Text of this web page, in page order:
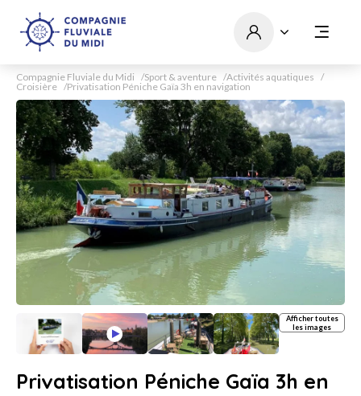
Compagnie Fluviale du Midi Sport & aventure
Activités aquatiques
Croisière
Privatisation Péniche Gaïa 3h en navigation
Afficher toutes
les images
Privatisation Péniche Gaïa 3h en